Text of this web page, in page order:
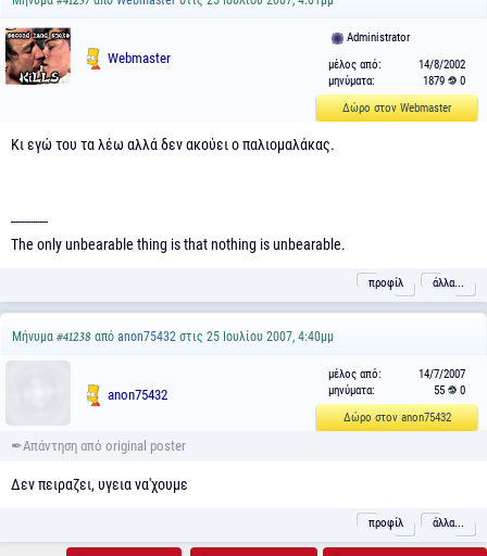
Webmaster
Administrator
μέλος από:
14/8/2002
μηνύματα:
1879
0
Δώρο στον Webmaster
Κι εγώ του τα λέω αλλά δεν ακούει ο παλιομαλάκας.
-----------------
The only unbearable thing is that nothing is unbearable.
προφίλ άλλα...
Μήνυμα #41238 από anon75432 στις 25 Ιουλίου 2007, 4:40μμ
anon75432
μέλος από:
14/7/2007
μηνύματα:
55
0
Δώρο στον anon75432
Δεν πειραζει, υγεια να'χουμε
προφίλ άλλα...